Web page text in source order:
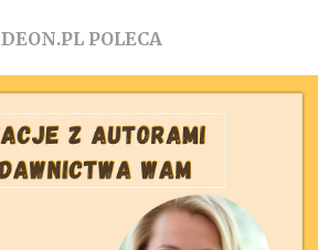
DEON.PL POLECA